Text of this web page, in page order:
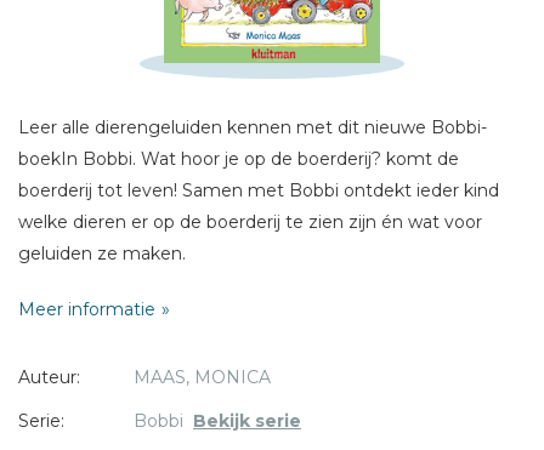
Leer alle dierengeluiden kennen met dit nieuwe Bobbi-
boekIn Bobbi. Wat hoor je op de boerderij? komt de
boerderij tot leven! Samen met Bobbi ontdekt ieder kind
welke dieren er op de boerderij te zien zijn én wat voor
geluiden ze maken.
Meer informatie
Auteur:
MAAS, MONICA
Serie:
Bobbi Bekijk serie
Titel *
Bericht *